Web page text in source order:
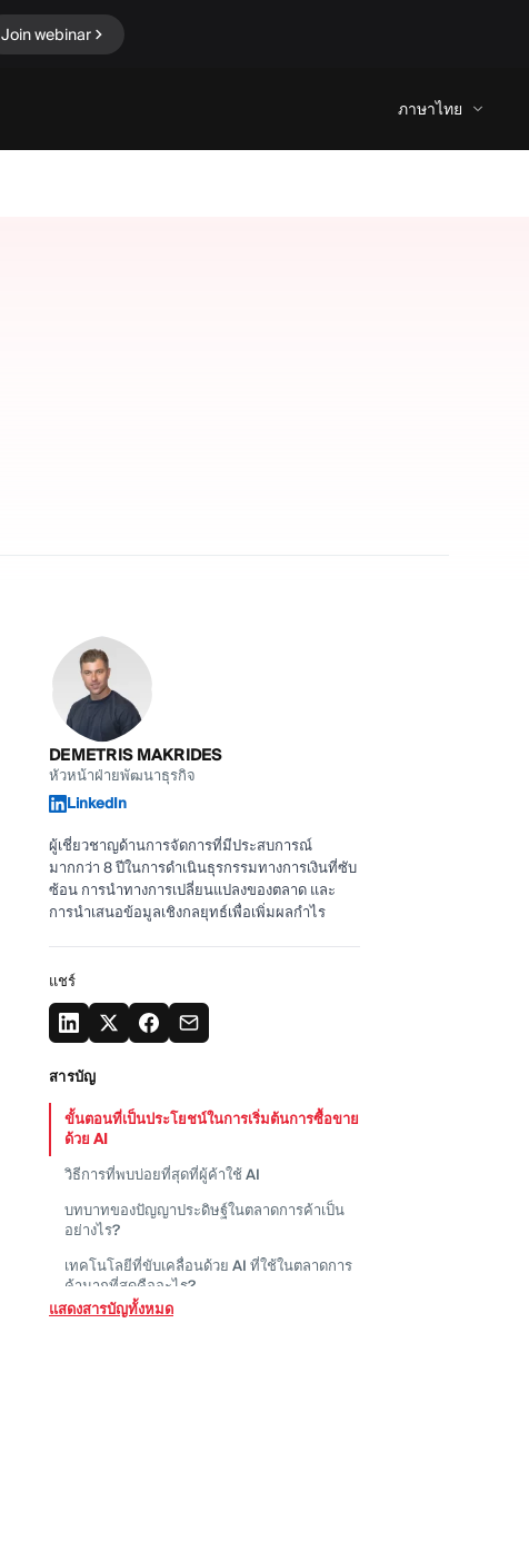
Join webinar
ภาษาไทย
DEMETRIS MAKRIDES
หัวหน้าฝ่ายพัฒนาธุรกิจ
LinkedIn
ผู้เชี่ยวชาญด้านการจัดการที่มีประสบการณ์
มากกว่า 8 ปีในการดำเนินธุรกรรมทางการเงินที่ซับ
ซ้อน การนำทางการเปลี่ยนแปลงของตลาด และ
การนำเสนอข้อมูลเชิงกลยุทธ์เพื่อเพิ่มผลกำไร
แชร์
สารบัญ
ขั้นตอนที่เป็นประโยชน์ในการเริ่มต้นการซื้อขาย
ด้วย AI
วิธีการที่พบบ่อยที่สุดที่ผู้ค้าใช้AI
บทบาทของปัญญาประดิษฐ์ในตลาดการค้าเป็น
อย่างไร?
เทคโนโลยีที่ขับเคลื่อนด้วย AI ที่ใช้ในตลาดการ
ค้ามากที่สุดคืออะไร?
ประโยชน์หลักของปัญญาประดิษฐ์สำหรับนัก
แสดงสารบัญทั้งหมด